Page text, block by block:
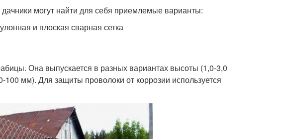
могут найти для себя приемлемые варианты:
и плоская сварная сетка
Она выпускается в разных вариантах высоты (1,0-3,0
мм). Для защиты проволоки от коррозии используется